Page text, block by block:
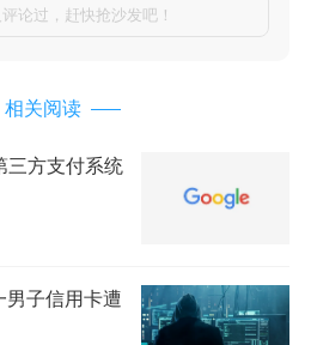
论过，赶快抢沙发吧！
相关阅读
三方支付系统
子信用卡遭